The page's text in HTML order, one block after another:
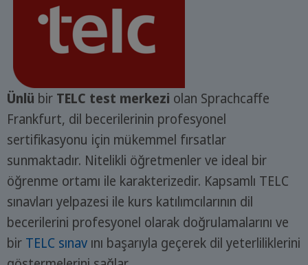
Ünlü bir TELC test merkezi olan Sprachcaffe
Frankfurt, dil becerilerinin profesyonel
sertifikasyonu için mükemmel fırsatlar
sunmaktadır. Nitelikli öğretmenler ve ideal bir
öğrenme ortamı ile karakterizedir. Kapsamlı TELC
sınavları yelpazesi ile kurs katılımcılarının dil
becerilerini profesyonel olarak doğrulamalarını ve
bir TELC sınavını başarıyla geçerek dil yeterliliklerini